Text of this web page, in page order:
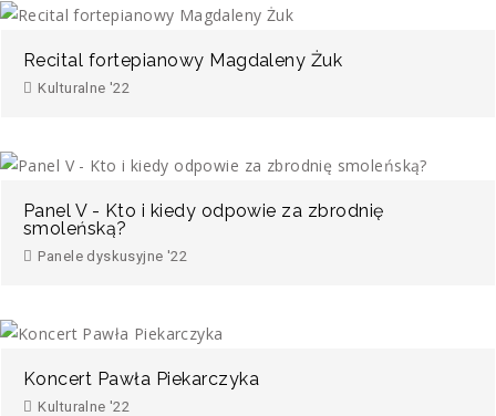
Recital fortepianowy Magdaleny Żuk
Kulturalne '22
Panel V - Kto i kiedy odpowie za zbrodnię
smoleńską?
Panele dyskusyjne '22
Koncert Pawła Piekarczyka
Kulturalne '22